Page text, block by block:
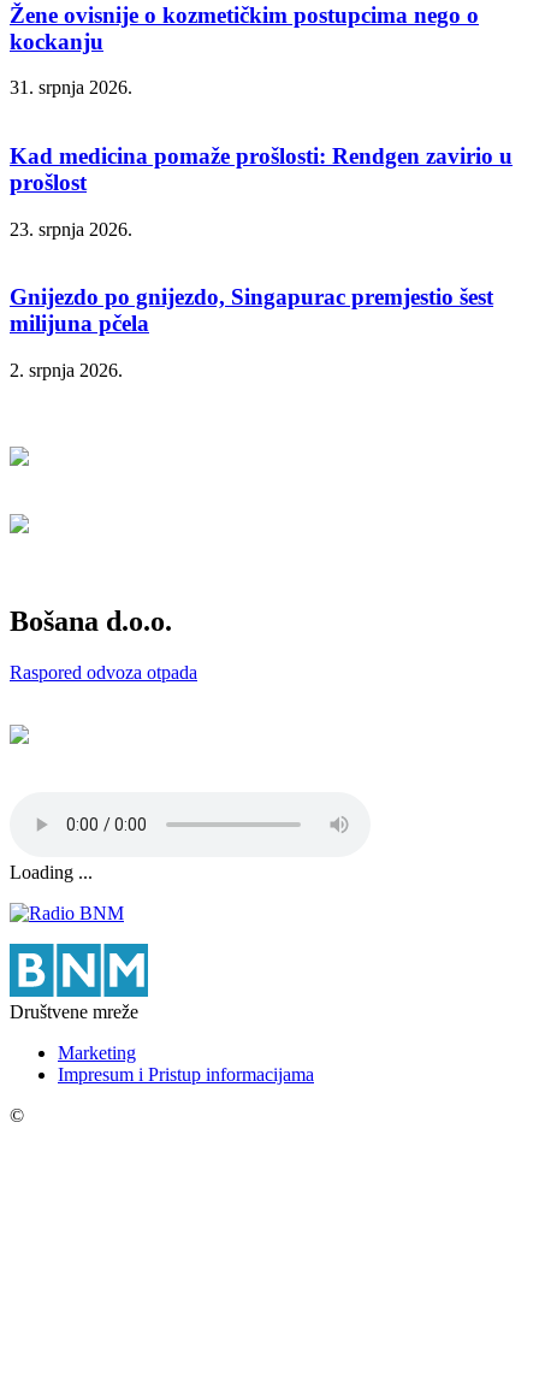
Žene ovisnije o kozmetičkim postupcima nego o
kockanju
31. srpnja 2026.
Kad medicina pomaže prošlosti: Rendgen zavirio u
prošlost
23. srpnja 2026.
Gnijezdo po gnijezdo, Singapurac premjestio šest
milijuna pčela
2. srpnja 2026.
Bošana d.o.o.
Raspored odvoza otpada
Loading ...
Društvene mreže
Marketing
Impresum i Pristup informacijama
©